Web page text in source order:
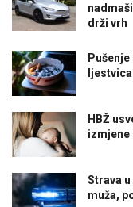
drži vrh
HBŽ
izmjene
Strava
muža,